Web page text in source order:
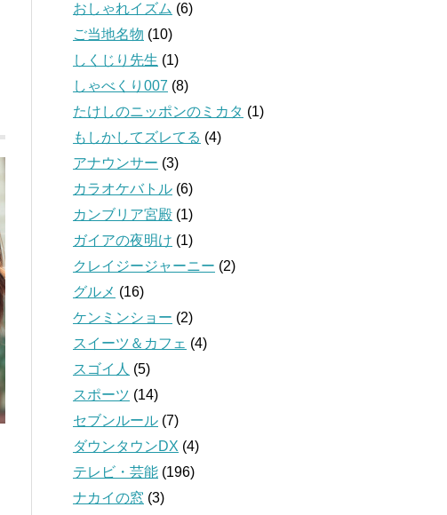
おしゃれイズム (6)
ご当地名物 (10)
しくじり先生 (1)
しゃべくり007 (8)
たけしのニッポンのミカタ (1)
もしかしてズレてる (4)
アナウンサー (3)
カラオケバトル (6)
カンブリア宮殿 (1)
ガイアの夜明け (1)
クレイジージャーニー (2)
グルメ (16)
ケンミンショー (2)
スイーツ＆カフェ (4)
スゴイ人 (5)
スポーツ (14)
セブンルール (7)
ダウンタウンDX (4)
テレビ・芸能 (196)
ナカイの窓 (3)